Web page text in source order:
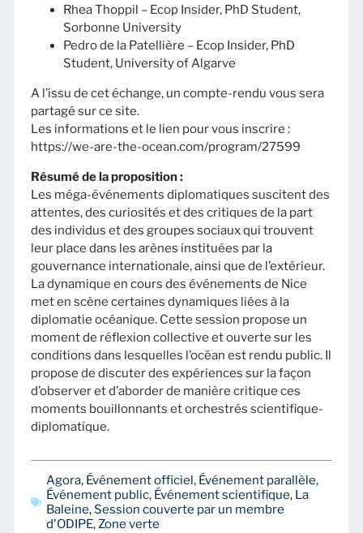
Rhea Thoppil – Ecop Insider, PhD Student,
Sorbonne University
Pedro de la Patellière – Ecop Insider, PhD
Student, University of Algarve
A l’issu de cet échange, un compte-rendu vous sera
partagé sur ce site.
Les informations et le lien pour vous inscrire :
https://we-are-the-ocean.com/program/27599
Résumé de la proposition :
Les méga-événements diplomatiques suscitent des
attentes, des curiosités et des critiques de la part
des individus et des groupes sociaux qui trouvent
leur place dans les arènes instituées par la
gouvernance internationale, ainsi que de l’extérieur.
La dynamique en cours des événements de Nice
met en scène certaines dynamiques liées à la
diplomatie océanique. Cette session propose un
moment de réflexion collective et ouverte sur les
conditions dans lesquelles l’océan est rendu public. Il
propose de discuter des expériences sur la façon
d’observer et d’aborder de manière critique ces
moments bouillonnants et orchestrés scientifique-
diplomatique.
Agora, Événement officiel, Événement parallèle,
Événement public, Événement scientifique, La
Baleine, Session couverte par un membre
d'ODIPE,Zone verte